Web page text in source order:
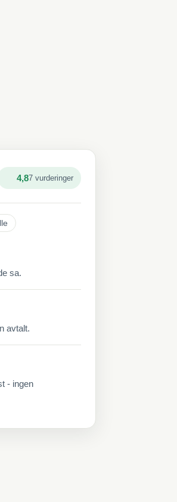
4,87 vurderinger
sa.
avtalt.
- ingen